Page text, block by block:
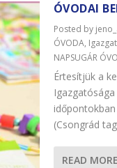
ÓVODAI
Posted by
ÓVODA,
NAPSUGÁR
Értesítjük a
(Csongrád
READ MORE